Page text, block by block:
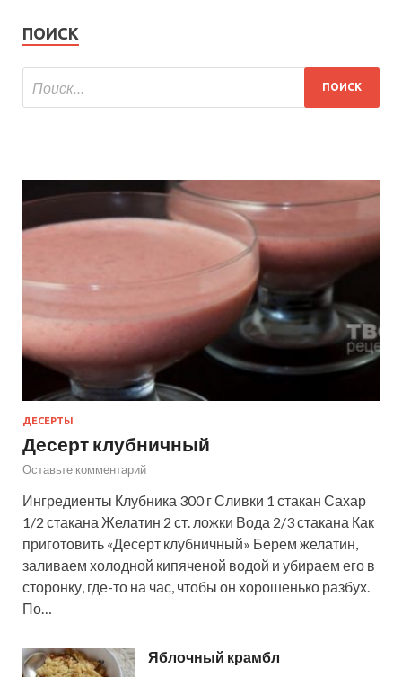
ПОИСК
ДЕСЕРТЫ
Десерт клубничный
Оставьте комментарий
Ингредиенты Клубника 300 г Сливки 1 стакан Сахар
1/2 стакана Желатин 2 ст. ложки Вода 2/3 стакана Как
приготовить «Десерт клубничный» Берем желатин,
заливаем холодной кипяченой водой и убираем его в
сторонку, где-то на час, чтобы он хорошенько разбух.
По…
Яблочный крамбл